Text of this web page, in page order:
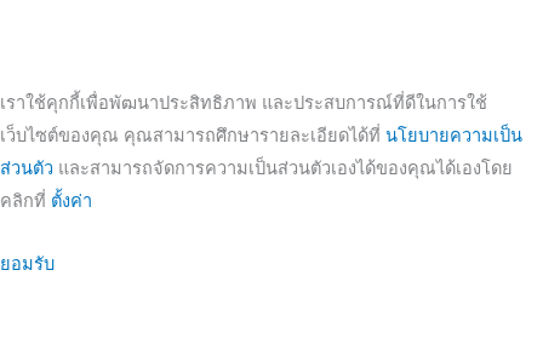
เราใช้คุกกี้เพื่อพัฒนาประสิทธิภาพ และประสบการณ์ที่ดีในการใช้
เว็บไซต์ของคุณ คุณสามารถศึกษารายละเอียดได้ที่ นโยบายความเป็น
ส่วนตัว และสามารถจัดการความเป็นส่วนตัวเองได้ของคุณได้เองโดย
คลิกที่ ตั้งค่า
ยอมรับ